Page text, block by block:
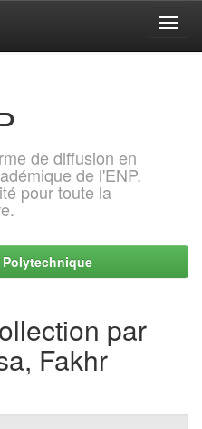
de diffusion en
de l'ENP.
pour toute la
par
Fakhr